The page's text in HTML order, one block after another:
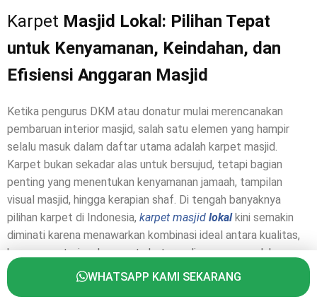
Karpet Masjid Lokal: Pilihan Tepat
untuk Kenyamanan, Keindahan, dan
Efisiensi Anggaran Masjid
Ketika pengurus DKM atau donatur mulai merencanakan
pembaruan interior masjid, salah satu elemen yang hampir
selalu masuk dalam daftar utama adalah karpet masjid.
Karpet bukan sekadar alas untuk bersujud, tetapi bagian
penting yang menentukan kenyamanan jamaah, tampilan
visual masjid, hingga kerapian shaf. Di tengah banyaknya
pilihan karpet di Indonesia, karpet masjid lokalkini semakin
diminati karena menawarkan kombinasi ideal antara kualitas,
harga yang terjangkau, serta ketersediaan yang mudah.
Berbeda dengan karpet impor yang sering kali memiliki harga
WHATSAPP KAMI SEKARANG